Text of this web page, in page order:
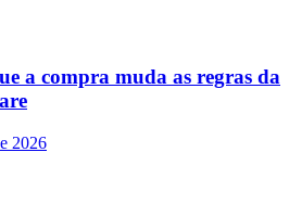
a compra muda as regras da
2026